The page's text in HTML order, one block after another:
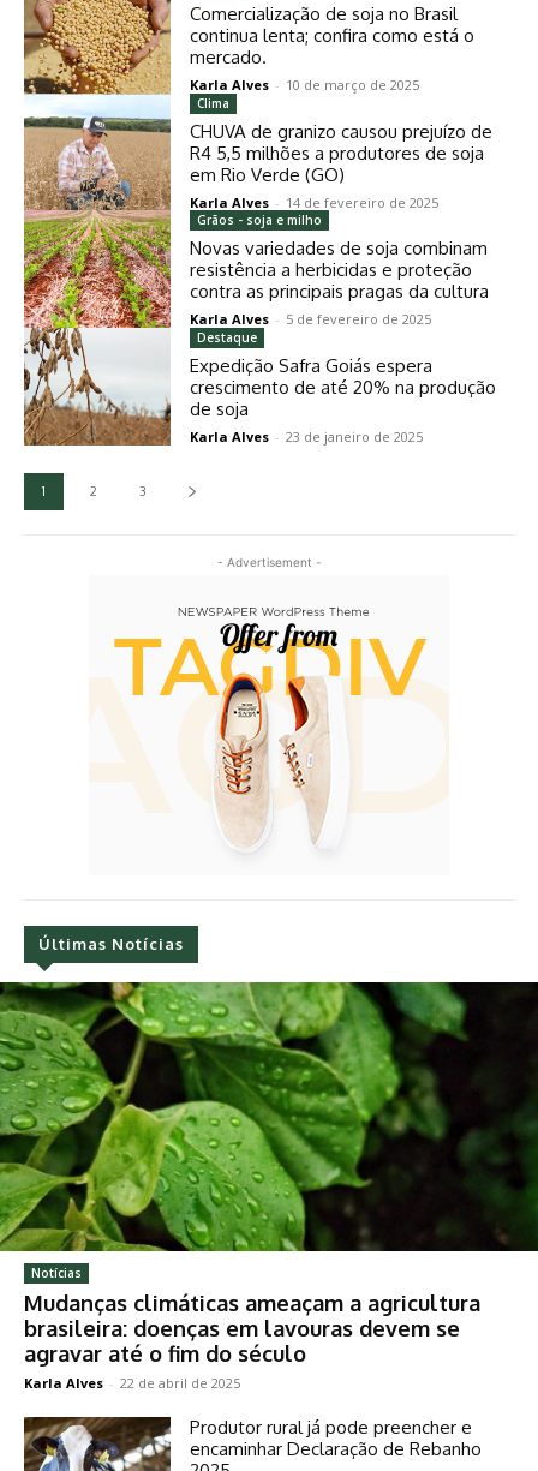
- Advertisement -
Últimas Notícias
Notícias
Mudanças climáticas ameaçam a agricultura
brasileira: doenças em lavouras devem se
agravar até o fim do século
Karla Alves - 22 de abril de 2025
Produtor rural já pode preencher e
encaminhar Declaração de Rebanho
Comercialização de soja no Brasil
continua lenta; confira como está o
mercado.
Karla Alves - 10 de março de 2025
Clima
CHUVA de granizo causou prejuízo de
R4 5,5 milhões a produtores de soja
em Rio Verde (GO)
Karla Alves - 14 de fevereiro de 2025
Grãos - soja e milho
Novas variedades de soja combinam
resistência a herbicidas e proteção
contra as principais pragas da cultura
Karla Alves - 5 de fevereiro de 2025
Destaque
Expedição Safra Goiás espera
crescimento de até 20% na produção
de soja
Karla Alves - 23 de janeiro de 2025
1 2 3